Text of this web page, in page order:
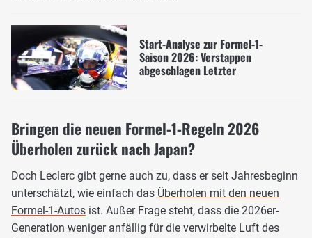
Start-Analyse zur Formel-1-
Saison 2026: Verstappen
abgeschlagen Letzter
Bringen die neuen Formel-1-Regeln 2026
Überholen zurück nach Japan?
Doch Leclerc gibt gerne auch zu, dass er seit Jahresbeginn
unterschätzt, wie einfach das Überholen mit den neuen
Formel-1-Autos ist. Außer Frage steht, dass die 2026er-
Generation weniger anfällig für die verwirbelte Luft des